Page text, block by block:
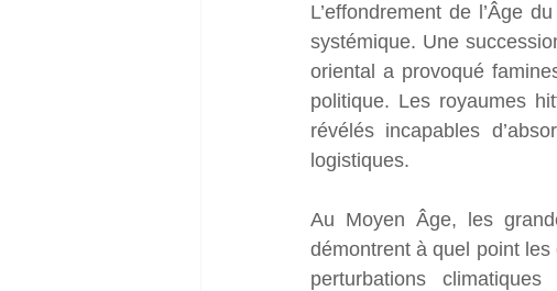
L’effondrement de l’Âge
systémique. Une
oriental a provoqué
politique. Les royaumes
révélés incapables
logistiques.
Au Moyen Âge, les
démontrent à quel point
perturbations